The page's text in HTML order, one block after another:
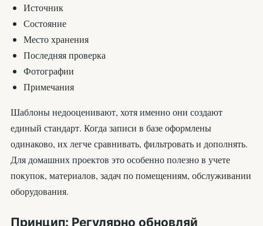
Источник
Состояние
Место хранения
Последняя проверка
Фотографии
Примечания
Шаблоны недооценивают, хотя именно они создают
единый стандарт. Когда записи в базе оформлены
одинаково, их легче сравнивать, фильтровать и дополнять.
Для домашних проектов это особенно полезно в учете
покупок, материалов, задач по помещениям, обслуживании
оборудования.
Принцип: Регулярно обновляй